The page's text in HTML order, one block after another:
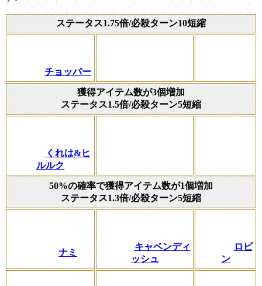
ステータス1.75倍/必殺ターン10短縮
チョッパー
獲得アイテム数が3個増加
ステータス1.5倍/必殺ターン5短縮
くれは&ヒ
ルルク
50%の確率で獲得アイテム数が1個増加
ステータス1.3倍/必殺ターン5短縮
ナミ
キャベンディ
ッシュ
ロビ
ン